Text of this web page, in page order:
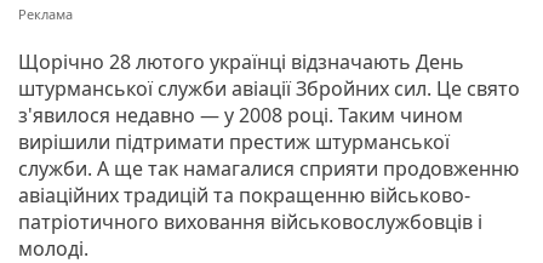
Щорічно 28 лютого українці відзначають День
штурманської служби авіації Збройних сил. Це свято
з'явилося недавно — у 2008 році. Таким чином
вирішили підтримати престиж штурманської
служби. А ще так намагалися сприяти продовженню
авіаційних традицій та покращенню військово-
патріотичного виховання військовослужбовців і
молоді.